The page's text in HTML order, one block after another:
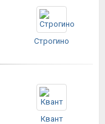
Строгино
Квант